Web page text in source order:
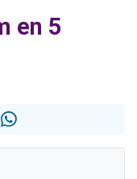
en groupe sur Zoom
son Maasser
en 5